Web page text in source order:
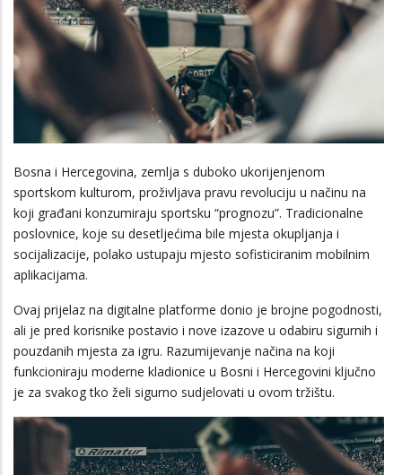
Bosna i Hercegovina, zemlja s duboko ukorijenjenom
sportskom kulturom, proživljava pravu revoluciju u načinu na
koji građani konzumiraju sportsku “prognozu”. Tradicionalne
poslovnice, koje su desetljećima bile mjesta okupljanja i
socijalizacije, polako ustupaju mjesto sofisticiranim mobilnim
aplikacijama.
Ovaj prijelaz na digitalne platforme donio je brojne pogodnosti,
ali je pred korisnike postavio i nove izazove u odabiru sigurnih i
pouzdanih mjesta za igru. Razumijevanje načina na koji
funkcioniraju moderne kladionice u Bosni i Hercegovini ključno
je za svakog tko želi sigurno sudjelovati u ovom tržištu.